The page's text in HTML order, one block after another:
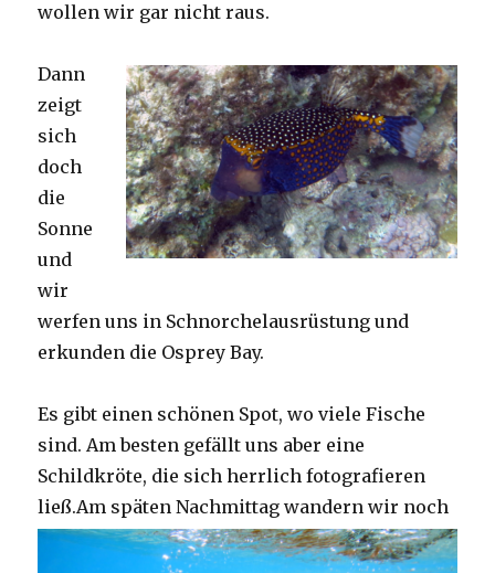
wollen wir gar nicht raus.
Dann
zeigt
sich
doch
die
Sonne
und
wir
werfen uns in Schnorchelausrüstung und
erkunden die Osprey Bay.
Es gibt einen schönen Spot, wo viele Fische
sind. Am besten gefällt uns aber eine
Schildkröte, die sich herrlich fotografieren
ließ.Am späten Nachmittag wandern wir noch